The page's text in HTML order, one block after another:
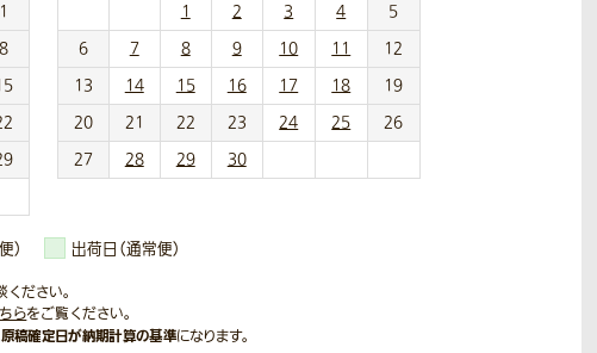
1
8
1
2 3 4
5
6
7 8 9 10 11
12
13
14 15 16 17 18
19
20
21 22 23 24 25
26
27
28 29 30
） 出荷日（通常便）
ださい。
らをご覧ください。
原稿確定日が納期計算の基準になります。